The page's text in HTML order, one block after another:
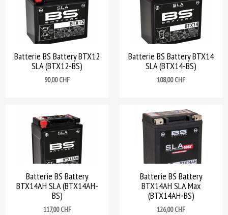
Batterie BS Battery BTX12
SLA (BTX12-BS)
Prix
90,00 CHF
Batterie BS Battery BTX14
SLA (BTX14-BS)
Prix
108,00 CHF
Batterie BS Battery
BTX14AH SLA (BTX14AH-
BS)
Prix
117,00 CHF
Batterie BS Battery
BTX14AH SLA Max
(BTX14AH-BS)
Prix
126,00 CHF